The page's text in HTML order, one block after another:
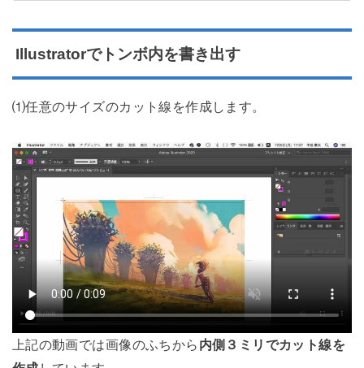
Illustratorでトンボ内を書き出す
⑴任意のサイズのカット線を作成します。
上記の動画では画像のふちから 内側３ミリでカット線を